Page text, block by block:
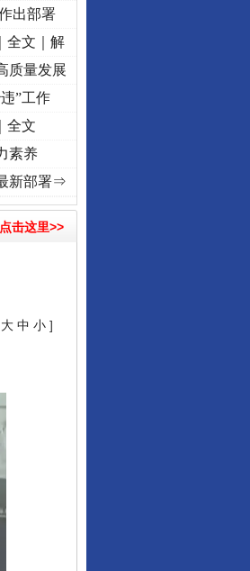
之城”激荡..
出部署
全文｜解
质量发展
”工作
全文
素养
新部署⇒
击这里>>
大 中 小 ]